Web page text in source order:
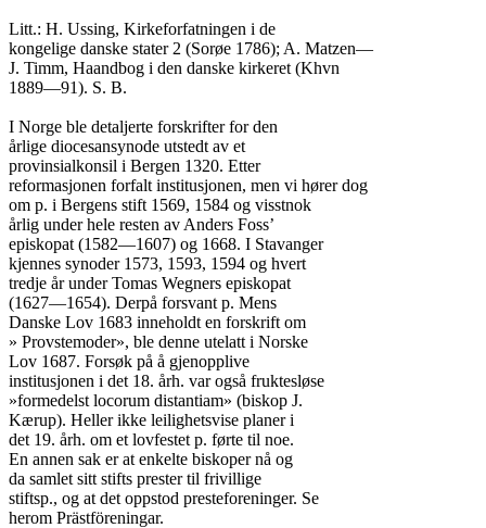
Litt.: H. Ussing, Kirkeforfatningen i de
kongelige danske stater 2 (Sorøe 1786); A. Matzen—
J. Timm, Haandbog i den danske kirkeret (Khvn
1889—91). S. B.
I Norge ble detaljerte forskrifter for den
årlige diocesansynode utstedt av et
provinsialkonsil i Bergen 1320. Etter
reformasjonen forfalt institusjonen, men vi hører dog
om p. i Bergens stift 1569, 1584 og visstnok
årlig under hele resten av Anders Foss’
episkopat (1582—1607) og 1668. I Stavanger
kjennes synoder 1573, 1593, 1594 og hvert
tredje år under Tomas Wegners episkopat
(1627—1654). Derpå forsvant p. Mens
Danske Lov 1683 inneholdt en forskrift om
» Provstemoder», ble denne utelatt i Norske
Lov 1687. Forsøk på å gjenopplive
institusjonen i det 18. årh. var også fruktesløse
»formedelst locorum distantiam» (biskop J.
Kærup). Heller ikke leilighetsvise planer i
det 19. årh. om et lovfestet p. førte til noe.
En annen sak er at enkelte biskoper nå og
da samlet sitt stifts prester til frivillige
stiftsp., og at det oppstod presteforeninger. Se
herom Prästföreningar.